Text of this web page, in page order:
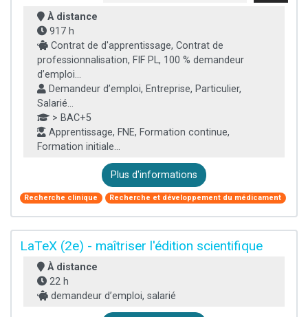
À distance
917 h
Contrat de d'apprentissage, Contrat de
professionnalisation, FIF PL, 100 % demandeur
d’emploi...
Demandeur d’emploi, Entreprise, Particulier,
Salarié...
> BAC+5
Apprentissage, FNE, Formation continue,
Formation initiale...
Plus d'informations
Recherche clinique Recherche et développement du médicament
LaTeX (2e) - maîtriser l'édition scientifique
À distance
22 h
demandeur d’emploi, salarié